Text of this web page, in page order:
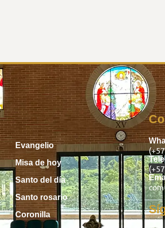
Inicio
Evangelio
Misa de hoy
Santo del día
Santo rosario
Coronilla